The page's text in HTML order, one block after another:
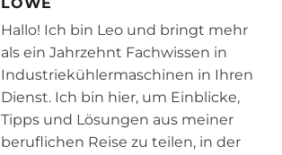
Hallo! Ich bin Leo und bringt mehr
als ein Jahrzehnt Fachwissen in
Industriekühlermaschinen in Ihren
Dienst. Ich bin hier, um Einblicke,
Tipps und Lösungen aus meiner
beruflichen Reise zu teilen, in der